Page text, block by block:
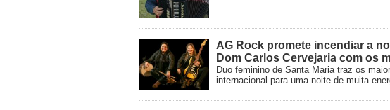
AG Rock promete incendiar a
Dom Carlos Cervejaria com os
Duo feminino de Santa Maria traz os
internacional para uma noite de muita